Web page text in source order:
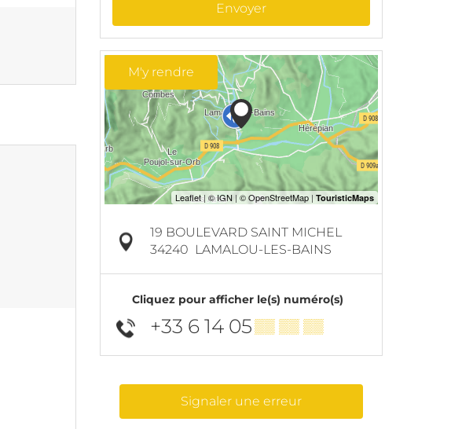
Envoyer
M'y rendre
19 BOULEVARD SAINT MICHEL
34240 LAMALOU-LES-BAINS
Cliquez pour afficher le(s) numéro(s)
+33 6 14 05▒▒ ▒▒ ▒▒
Signaler une erreur